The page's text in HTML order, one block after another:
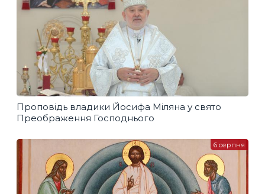
Проповідь владики Йосифа Міляна у свято
Преображення Господнього
6 серпня